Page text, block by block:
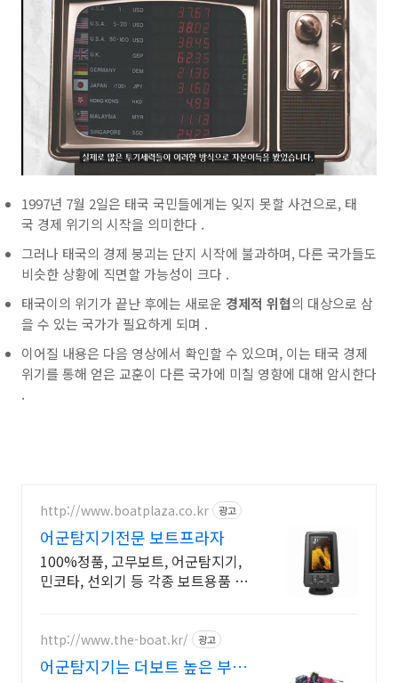
1997년 7월 2일은 태국 국민들에게는 잊지 못할 사건으로, 태
국 경제 위기의 시작을 의미한다 .
그러나 태국의 경제 붕괴는 단지 시작에 불과하며, 다른 국가들도
비슷한 상황에 직면할 가능성이 크다 .
태국이의 위기가 끝난 후에는 새로운 경제적 위협의 대상으로 삼
을 수 있는 국가가 필요하게 되며 .
이어질 내용은 다음 영상에서 확인할 수 있으며, 이는 태국 경제
위기를 통해 얻은 교훈이 다른 국가에 미칠 영향에 대해 암시한다
.
http://www.boatplaza.co.kr 광고
어군탐지기전문 보트프라자
100%정품, 고무보트, 어군탐지기,
민코타, 선외기 등 각종 보트용품 판
http://www.the-boat.kr/ 광고
어군탐지기는 더보트 높은 부력